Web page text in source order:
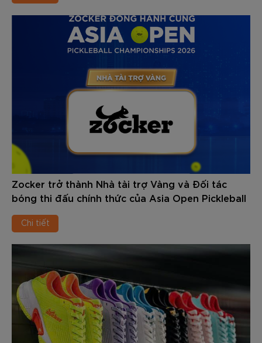
Zocker trở thành Nhà tài trợ Vàng và Đối tác
bóng thi đấu chính thức của Asia Open Pickleball
Championships 2026
Chi tiết